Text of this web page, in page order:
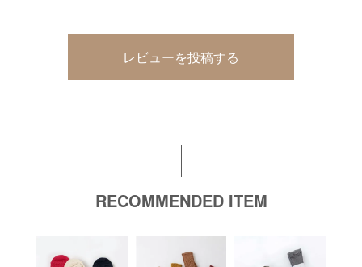
レビューを投稿する
RECOMMENDED ITEM